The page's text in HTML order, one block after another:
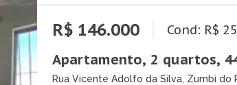
R$ 146.000 Cond: R$
Apartamento, 2 quartos,
Rua Vicente Adolfo da Silva, Zumbi do